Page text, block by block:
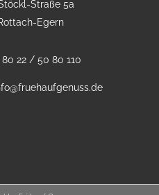
Straße 5a
Egern
22 / 50 80 110